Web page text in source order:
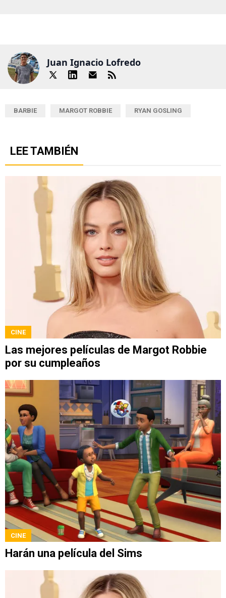
Juan Ignacio Lofredo
BARBIE MARGOT ROBBIE RYAN GOSLING
LEE TAMBIÉN
CINE
Las mejores películas de Margot Robbie
por su cumpleaños
CINE
Harán una película del Sims